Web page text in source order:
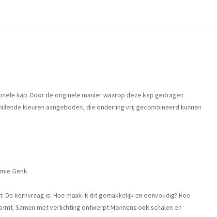
kap. Door de originele manier waarop deze kap gedragen
kleuren aangeboden, die onderling vrij gecombineerd kunnen
Genk.
kernvraag is: Hoe maak ik dit gemakkelijk en eenvoudig? Hoe
Samen met verlichting ontwerpt Monnens ook schalen en